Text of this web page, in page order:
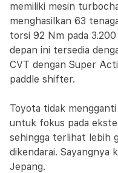
memiliki mesin
menghasilkan 63
torsi 92 Nm pada
depan ini tersedia
CVT dengan Super
paddle shifter.
Toyota tidak
untuk fokus pada
sehingga terlihat lebih
dikendarai. Sayangnya
Jepang.